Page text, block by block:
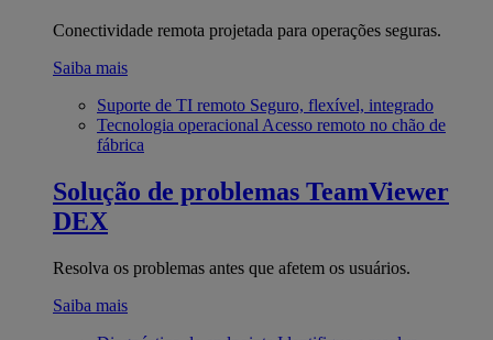
Conectividade remota projetada para operações seguras.
Saiba mais
Suporte de TI remoto Seguro, flexível, integrado
Tecnologia operacional Acesso remoto no chão de
fábrica
Solução de problemas TeamViewer
DEX
Resolva os problemas antes que afetem os usuários.
Saiba mais